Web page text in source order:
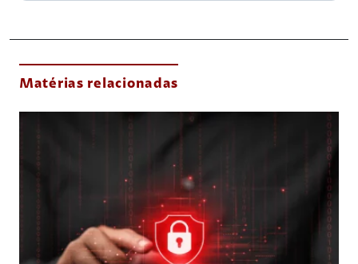
Matérias relacionadas